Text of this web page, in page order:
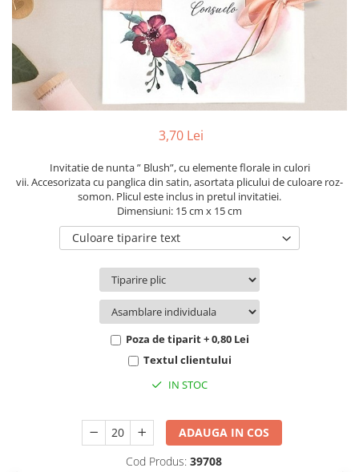
Pachete marturii
Sticle si borcane
Cutii flori de hartie
Cutii flori de sapun
Cutii flori mixte
Cutii LUX
Aranjamente tematice
2020 Craciun si Anul Nou
2021 Crăciun
2023 Crăciun
Toamna și Halloween
Buchete extravagante
3,70 Lei
Invitatie de nunta ” Blush”, cu elemente florale in culori
vii. Accesorizata cu panglica din satin, asortata plicului de culoare roz-
somon. Plicul este inclus in pretul invitatiei.
Dimensiuni: 15 cm x 15 cm
Culoare tiparire text
Poza de tiparit + 0,80 Lei
Textul clientului
IN STOC
ADAUGA IN COS
Cod Produs: 39708